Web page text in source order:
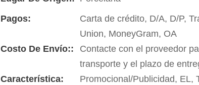
Pagos:
Carta de crédito, D/A, D/P,
Union, MoneyGram, OA
Costo De Envío::
Contacte con el proveedor
transporte y el plazo de
Característica:
Promocional/Publicidad, EL,